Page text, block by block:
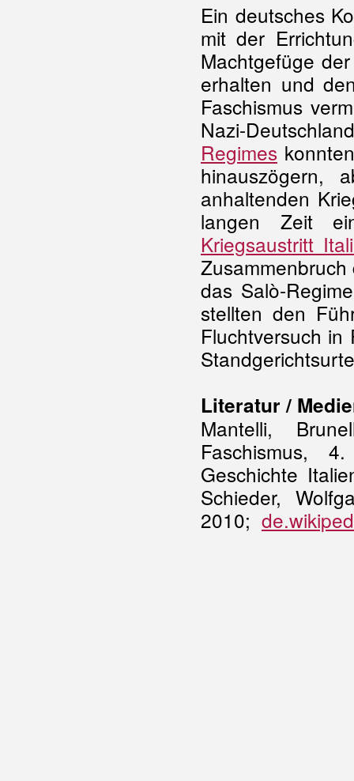
Ein deutsches
mit der
Machtgefüge
erhalten und
Faschismus
Nazi-
Regimes
hinauszögern,
anhaltenden
langen Zeit
Kriegsaustritt
das Salò-
stellten den
Fluchtversuch
Literatur /
Mantelli,
Faschismus,
Geschichte
Schieder,
2010;